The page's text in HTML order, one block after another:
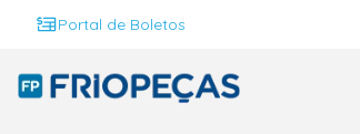
Portal de Boletos